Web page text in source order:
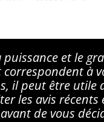
puissance et le
à
il peut être utile
les avis récents
de vous